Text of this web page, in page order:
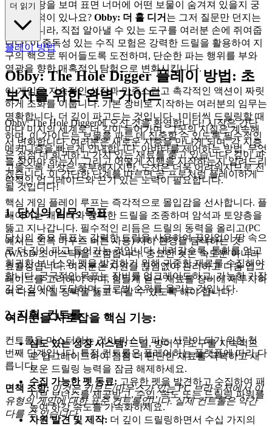
발밑의 땅을 보며 표면 너머에 어떤 보물이 숨겨져 있을지 궁
금해한 적이 있나요? Obby: 더 홀 디거 는 그저 질문만 던지는
것이 아니라, 직접 알아낼 수 있는 도구를 여러분 손에 쥐여줍
니다! 이 중독성 있는 수직 모험은 강력한 드릴을 활용하여 지
구의 핵으로 뛰어들도록 도전하며, 단순한 파는 행위를 부와
영광을 향한 매혹적인 탐험으로 변화시킵니다.
이 게임은 지속적인 성장과 만족스럽고 촉각적인 액션이 짜릿
하게 조화를 이룹니다. 기본 장비로 시작하는 여러분의 임무는
명확합니다. 더 깊이 파고드는 것입니다. 1미터씩 드릴링할 때
마다 미지의 세계로 더 깊이 들어가며, 그곳의 지질은 계속해
서 변화합니다. 여러분은 새로운 지층을 만나게 되며, 각 지층
은 점점 더 희귀하고 가치 있는 재료를 품고 있습니다. 깊이 파
고들수록 보상은 풍부해지지만, 도전은 더욱 어려워지므로 전
략적인 업그레이드와 끈기 있는 노력이 필요합니다.
핵심 게임 플레이 루프는 즉각적으로 몰입감을 선사합니다. 플
레이어는 캐릭터와 강력한 드릴을 조종하며 암석과 토양층을
뚫고 지나갑니다. 필수적인 리듬은 드릴의 동력을 올리고(PC
에서는 왼쪽 마우스 버튼 사용) 지하 환경을 탐색하는 것
(WASD/조이스틱)을 포함합니다. 중요한 것은 속도뿐 아니라
효율성입니다. 여러분은 자원을 끊임없이 관리하고 다음 업그
레이드를 고려해야 하며, 힘들게 얻은 재료를 장비에 재투자하
여 다음 지질 장벽을 뚫고 나갈 수 있도록 해야 합니다.
여러분을 사로잡을 핵심 기능:
심도 있는 성장 시스템:드릴, 방어구, 도구를 지속적으
로 업그레이드하여 점점 더 단단한 재료를 극복하고 새
로운 드릴링 능력을 잠금 해제하세요.
수집 가능한 펫 동료: 고유한 펫을 발견하고 수집하여 패
시브 보너스를 제공받고, 수입, 속도 또는 드릴링 파워를
높여 하강 속도를 가속화하세요.
자원 발견 및 제작: 더 깊이 드릴링하면서 수십 가지의
더 읽기
플레이 방법
Obby: The Hole Digger 플레이 방법: 초
보자를 위한 완벽 가이드
Obby: The Hole Digger에 오신 것을 환영합니다! 시작은 간단
하며, 이 가이드는 보물을 파는 데 집중할 수 있도록 필수적인
메커니즘을 빠르게 안내합니다. 아바타를 제어하는 방법, 무엇
을 찾아야 하는지, 그리고 어떻게 진행을 시작하는지 알려드리
겠습니다. 이 간단한 단계를 따르면 곧 프로처럼 플레이하게
될 것입니다!
1. 당신의 임무: 목표
당신의 주요 목표는 강력한 드릴을 사용하여 끊임없이 땅 속으
로 더 깊이 파고 들어가는 것입니다. 내려갈수록, 통화를 얻고
희귀한 보너스와 펫을 발견하기 위해 귀중한 재료를 수집해야
합니다. 궁극적인 목표는 장비를 업그레이드하고, 가능한 가장
깊은 깊이에 도달하며, 글로벌 순위를 올리는 것입니다.
2. 지휘: 컨트롤
컨트롤을 마스터하는 것이 마스터 파는 사람이 되기 위한 첫
번째 단계입니다. 특정 컨트롤은 플레이하는 플랫폼에 따라 다
릅니다.
면책 조항: 이것은 키보드/마우스가 있는 PC 브라우저에서 이
유형의 게임에 대한 표준 컨트롤입니다. 실제 컨트롤은 약간
다를 수 있습니다.